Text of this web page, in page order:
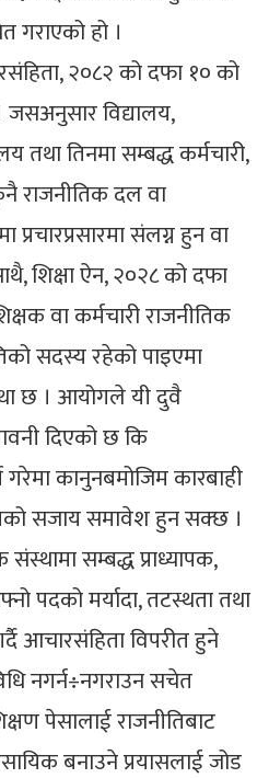
हो ।
२०८२ को दफा १० को
विद्यालय,
तथा तिनमा सम्बद्ध कर्मचारी,
राजनीतिक दल वा
प्रचारप्रसारमा संलग्न हुन वा
शिक्षा ऐन, २०२८ को दफा
वा कर्मचारी राजनीतिक
सदस्य रहेको पाइएमा
छ । आयोगले यी दुवै
दिएको छ कि
कानुनबमोजिम कारबाही
सजाय समावेश हुन सक्छ ।
सम्बद्ध प्राध्यापक,
पदको मर्यादा, तटस्थता तथा
आचारसंहिता विपरीत हुने
नगर्न÷नगराउन सचेत
पेसालाई राजनीतिबाट
बनाउने प्रयासलाई जोड